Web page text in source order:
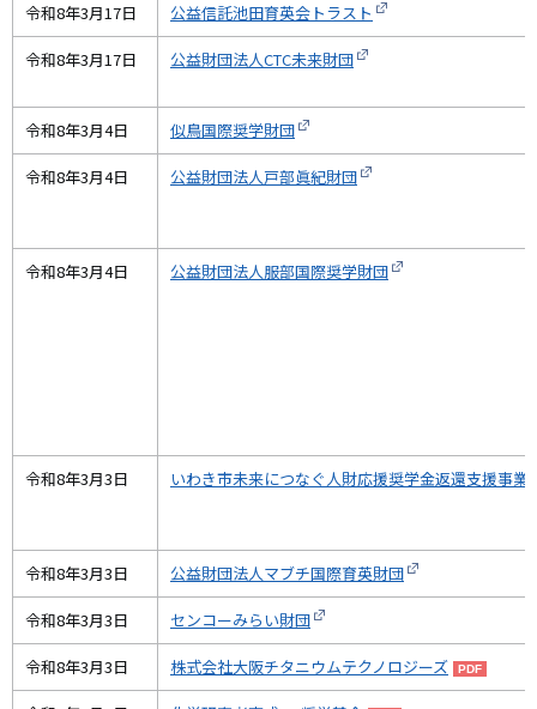
令和8年3月17日 公益信託池田育英会トラスト
令和8年3月17日 公益財団法人CTC未来財団
令和8年3月4日 似鳥国際奨学財団
令和8年3月4日 公益財団法人戸部眞紀財団
令和8年3月4日 公益財団法人服部国際奨学財団
令和8年3月3日 いわき市未来につなぐ人財応援奨学金返還支援事業
令和8年3月3日 公益財団法人マブチ国際育英財団
令和8年3月3日 センコーみらい財団
令和8年3月3日 株式会社大阪チタニウムテクノロジーズ